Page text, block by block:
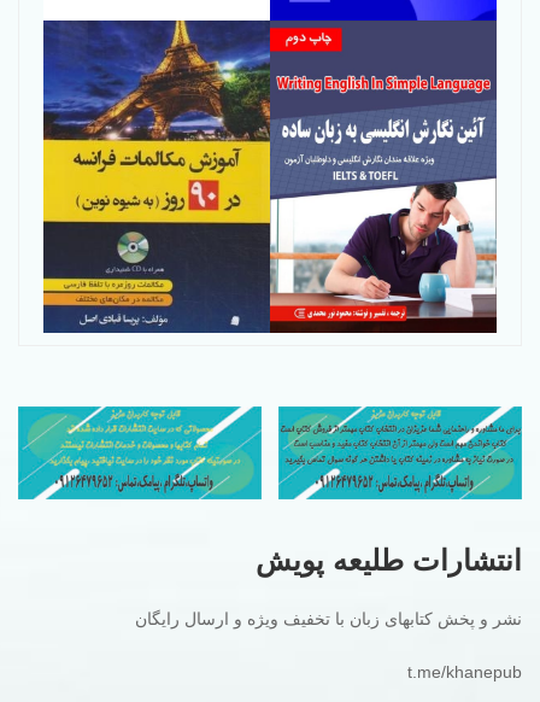
انتشارات طلیعه پویش
نشر و پخش کتابهای زبان با تخفیف ویژه و ارسال رایگان
t.me/khanepub